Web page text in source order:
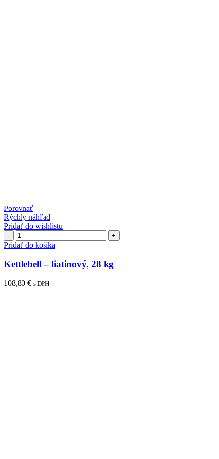
Porovnať
Rýchly náhľad
Pridať do wishlistu
množstvo
Kettlebell
liatinový,
28
kg
Pridať do košíka
Kettlebell – liatinový, 28 kg
108,80 € s DPH